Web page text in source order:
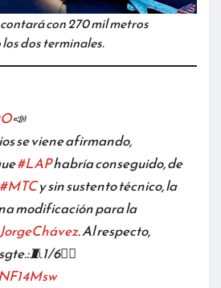
con 270 mil metros
dos terminales.
📣
se viene afirmando,
#LAPhabría conseguido, de
#MTCy sin sustento técnico, la
modificación para la
. Al respecto,
6👉🏾